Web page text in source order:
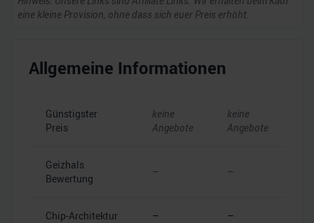
eine kleine Provision, ohne dass sich euer Preis erhöht.
Allgemeine Informationen
Günstigster
Preis
keine
Angebote
keine
Angebote
Geizhals
Bewertung
– –
Chip-Architektur – –